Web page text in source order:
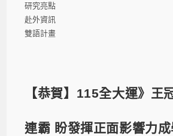
研究亮點
赴外資訊
雙語計畫
【恭賀】115全大運》王
連霸 盼發揮正面影響力